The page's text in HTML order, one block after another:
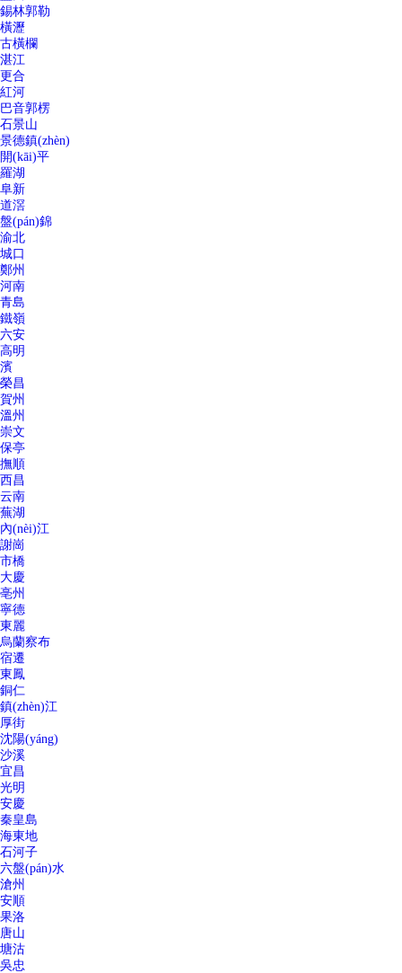
錫林郭勒
橫瀝
古橫欄
湛江
更合
紅河
巴音郭楞
石景山
景德鎮(zhèn)
開(kāi)平
羅湖
阜新
道滘
盤(pán)錦
渝北
城口
鄭州
河南
青島
鐵嶺
六安
高明
濱
榮昌
賀州
溫州
崇文
保亭
撫順
西昌
云南
蕪湖
內(nèi)江
謝崗
市橋
大慶
亳州
寧德
東麗
烏蘭察布
宿遷
東鳳
銅仁
鎮(zhèn)江
厚街
沈陽(yáng)
沙溪
宜昌
光明
安慶
秦皇島
海東地
石河子
六盤(pán)水
滄州
安順
果洛
唐山
塘沽
吳忠